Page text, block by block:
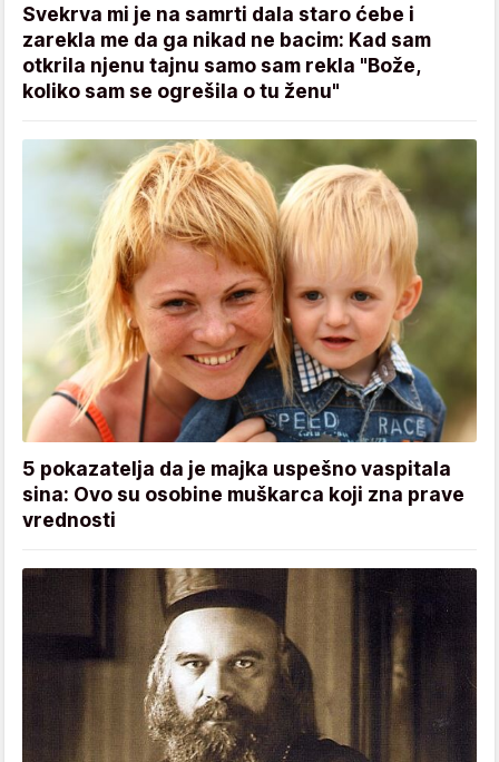
Svekrva mi je na samrti dala staro ćebe i
zarekla me da ga nikad ne bacim: Kad sam
otkrila njenu tajnu samo sam rekla "Bože,
koliko sam se ogrešila o tu ženu"
5 pokazatelja da je majka uspešno vaspitala
sina: Ovo su osobine muškarca koji zna prave
vrednosti